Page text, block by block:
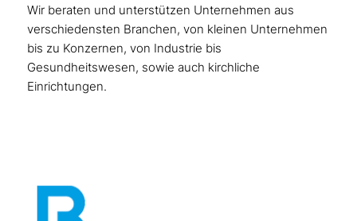
Wir beraten und unterstützen Unternehmen aus
verschiedensten Branchen, von kleinen Unternehmen
bis zu Konzernen, von Industrie bis
Gesundheitswesen, sowie auch kirchliche
Einrichtungen.